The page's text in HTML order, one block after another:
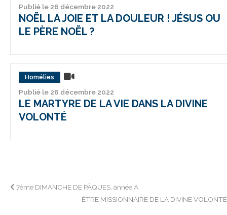
Publié le 26 décembre 2022
NOËL LA JOIE ET LA DOULEUR ! JÉSUS OU
LE PÈRE NOËL ?
Homélies
Publié le 26 décembre 2022
LE MARTYRE DE LA VIE DANS LA DIVINE
VOLONTÉ
Navigation
7ème DIMANCHE DE PÂQUES, année A
ÊTRE MISSIONNAIRE DE LA DIVINE